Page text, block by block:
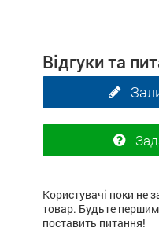
Відгуки та
Користувачі поки не
товар. Будьте
поставить питання!